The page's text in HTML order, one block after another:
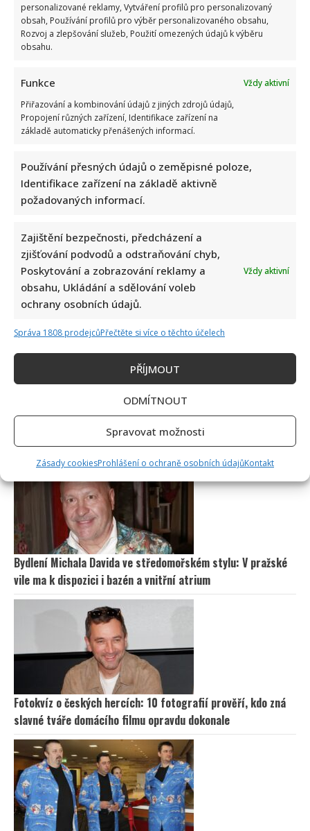
personalizované reklamy, Vytváření profilů pro personalizovaný
obsah, Používání profilů pro výběr personalizovaného obsahu,
Rozvoj a zlepšování služeb, Použití omezených údajů k výběru
obsahu.
Funkce
Vždy aktivní
Přiřazování a kombinování údajů z jiných zdrojů údajů,
Propojení různých zařízení, Identifikace zařízení na
základě automaticky přenášených informací.
Používání přesných údajů o zeměpisné poloze,
Identifikace zařízení na základě aktivně
požadovaných informací.
Zajištění bezpečnosti, předcházení a
zjišťování podvodů a odstraňování chyb,
Poskytování a zobrazování reklamy a
obsahu, Ukládání a sdělování voleb
ochrany osobních údajů.
Vždy aktivní
Správa 1808 prodejcůPřečtěte si více o těchto účelech
PŘÍJMOUT
ODMÍTNOUT
Spravovat možnosti
Zásady cookiesProhlášení o ochraně osobních údajůKontakt
Bydlení Michala Davida ve středomořském stylu: V pražské
vile ma k dispozici i bazén a vnitřní atrium
Fotokvíz o českých hercích: 10 fotografií prověří, kdo zná
slavné tváře domácího filmu opravdu dokonale